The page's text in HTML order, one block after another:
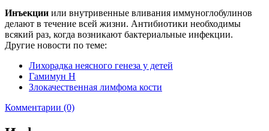
Инъекции или внутривенные вливания иммуноглобулинов
делают в течение всей жизни. Антибиотики необходимы
всякий раз, когда возникают бактериальные инфекции.
Другие новости по теме:
Лихорадка неясного генеза у детей
Гамимун Н
Злокачественная лимфома кости
Комментарии (0)